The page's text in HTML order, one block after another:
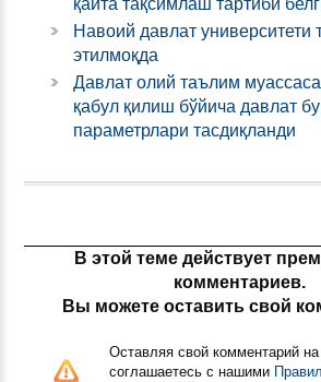
қайта тақсимлаш тартиби
Навоий давлат университети
этилмоқда
Давлат олий таълим
қабул қилиш бўйича давлат
параметрлари тасдиқланди
В этой теме действует
комментариев.
Вы можете оставить свой
Оставляя свой комментарий
соглашаетесь с нашими